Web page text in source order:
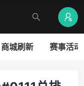
商城刷新 赛事活动